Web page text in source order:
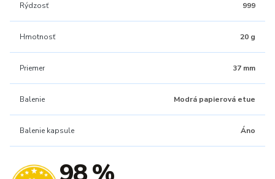
Rýdzosť 999
Hmotnosť 20 g
Priemer 37 mm
Balenie Modrá papierová etue
Balenie kapsule Áno